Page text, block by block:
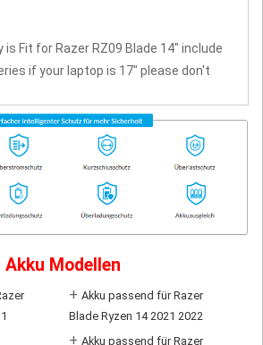
Fit for Razer RZ09 Blade 14" include
if your laptop is 17" please don't
Akku Modellen
+ Akku passend für Razer
Blade Ryzen 14 2021 2022
+ Akku passend für Razer